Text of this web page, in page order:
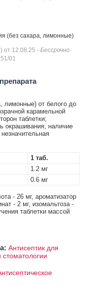
(без сахара, лимонные)
12.08.25 - Бессрочно
01
лимонные) от белого до
карамельной
таблетки;
окрашивания, наличие
1 таб.
1.2 мг
0.6 мг
- 26 мг, ароматизатор
- 2 мг, изомальтоза -
таблетки массой
Антисептик для